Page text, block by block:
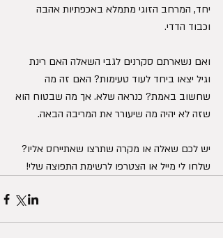
יחד, המרחב הזוגי מתמלא באכפתיות אהבה
וכבוד הדדי.
ואם נשארתם סקרנים לגבי השאלה האם רינת
וגיל יצאו ביחד לעוד טעימות? האם זה מה
שחשוב באמת? כנראה שלא. אך מה שבטוח הוא
שזה לא יהיה מה שיעורר את המריבה הבאה.
יש לכם שאלה או מקרה שתרצו שאתייחס אליו?
שלחו לי מייל או הצטרפו לרשימת התפוצה שלי!